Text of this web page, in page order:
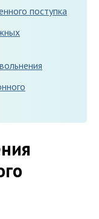
поступка